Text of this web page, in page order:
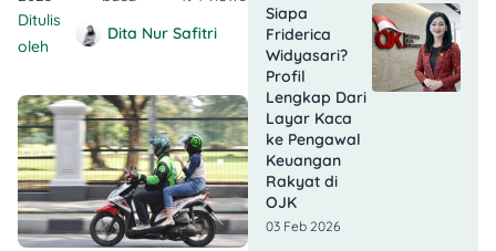
Ditulis
oleh
Dita Nur Safitri
Siapa
Friderica
Widyasari?
Profil
Lengkap Dari
Layar Kaca
ke Pengawal
Keuangan
Rakyat di
OJK
03 Feb 2026